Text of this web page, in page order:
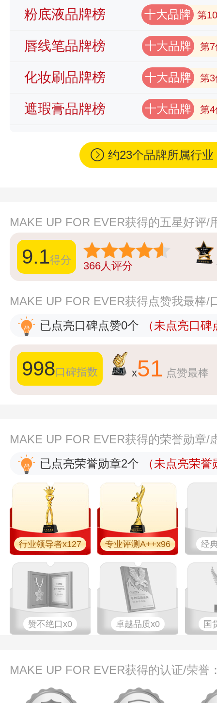
粉底液品牌榜 十大品牌 第
唇线笔品牌榜 十大品牌 第7
化妆刷品牌榜 十大品牌 第3
遮瑕膏品牌榜 十大品牌 第4
约23个品牌所属行
MAKE UP FOR EVER获得的五星好评/
9.1得分 366人评分
MAKE UP FOR EVER获得点赞我最棒/
已点亮口碑点赞0个
（未点亮口
998口碑指数 x51 点赞最棒
MAKE UP FOR EVER获得的荣誉勋章/
已点亮荣誉勋章2个
（未点亮荣
行业领导者x127 专业​评测A++x96 经
赞不绝口x0 卓越品质x0 国
MAKE UP FOR EVER获得的认证/荣誉